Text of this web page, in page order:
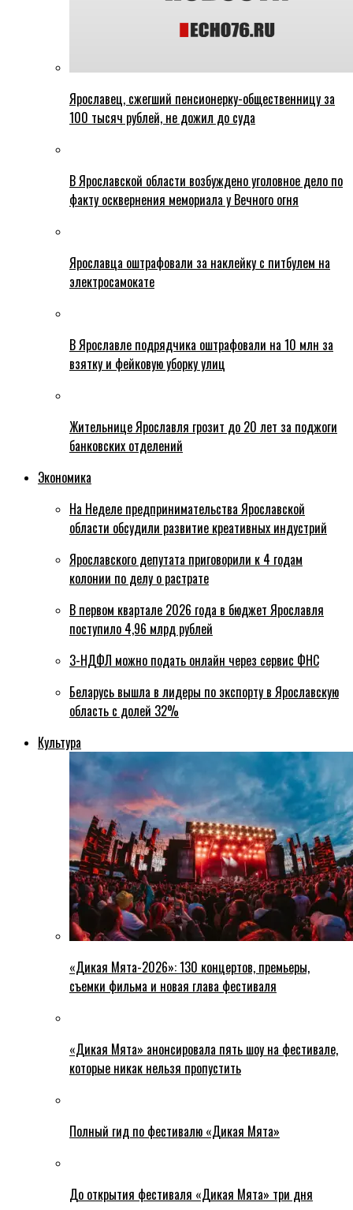
Ярославец, сжегший пенсионерку-общественницу за
100 тысяч рублей, не дожил до суда
В Ярославской области возбуждено уголовное дело по
факту осквернения мемориала у Вечного огня
Ярославца оштрафовали за наклейку с питбулем на
электросамокате
В Ярославле подрядчика оштрафовали на 10 млн за
взятку и фейковую уборку улиц
Жительнице Ярославля грозит до 20 лет за поджоги
банковских отделений
Экономика
На Неделе предпринимательства Ярославской
области обсудили развитие креативных индустрий
Ярославского депутата приговорили к 4 годам
колонии по делу о растрате
В первом квартале 2026 года в бюджет Ярославля
поступило 4,96 млрд рублей
3-НДФЛ можно подать онлайн через сервис ФНС
Беларусь вышла в лидеры по экспорту в Ярославскую
область с долей 32%
Культура
«Дикая Мята-2026»: 130 концертов, премьеры,
съемки фильма и новая глава фестиваля
«Дикая Мята» анонсировала пять шоу на фестивале,
которые никак нельзя пропустить
Полный гид по фестивалю «Дикая Мята»
До открытия фестиваля «Дикая Мята» три дня